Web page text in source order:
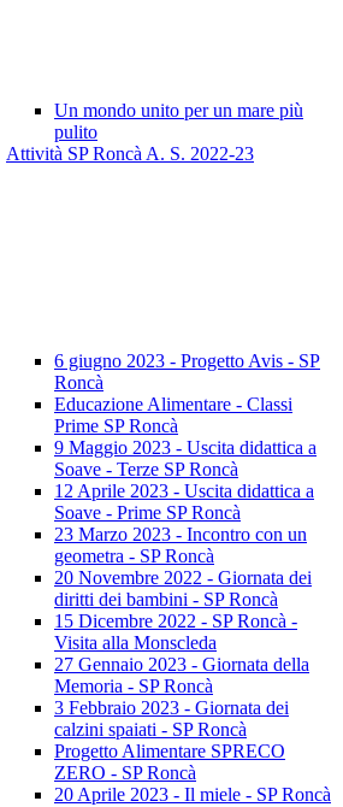
Un mondo unito per un mare più
pulito
Attività SP Roncà A. S. 2022-23
6 giugno 2023 - Progetto Avis - SP
Roncà
Educazione Alimentare - Classi
Prime SP Roncà
9 Maggio 2023 - Uscita didattica a
Soave - Terze SP Roncà
12 Aprile 2023 - Uscita didattica a
Soave - Prime SP Roncà
23 Marzo 2023 - Incontro con un
geometra - SP Roncà
20 Novembre 2022 - Giornata dei
diritti dei bambini - SP Roncà
15 Dicembre 2022 - SP Roncà -
Visita alla Monscleda
27 Gennaio 2023 - Giornata della
Memoria - SP Roncà
3 Febbraio 2023 - Giornata dei
calzini spaiati - SP Roncà
Progetto Alimentare SPRECO
ZERO - SP Roncà
20 Aprile 2023 - Il miele - SP Roncà